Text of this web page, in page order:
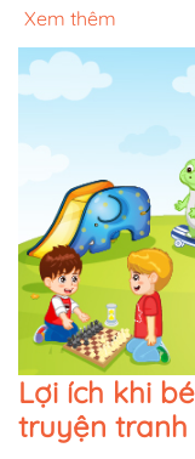
Xem thêm
Lợi ích khi
truyện tranh